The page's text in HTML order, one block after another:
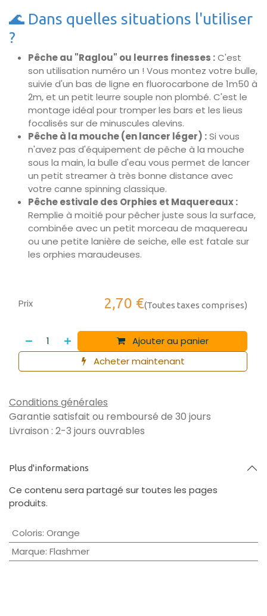
🌊 Dans quelles situations l'utiliser
?
Pêche au "Raglou" ou leurres finesses :C'est
son utilisation numéro un ! Vous montez votre bulle,
suivie d'un bas de ligne en fluorocarbone de 1m50 à
2m, et un petit leurre souple non plombé. C'est le
montage idéal pour tromper les bars et les lieus
focalisés sur de minuscules alevins.
Pêche à la mouche (en lancer léger) :Si vous
n'avez pas d'équipement de pêche à la mouche
sous la main, la bulle d'eau vous permet de lancer
un petit streamer à très bonne distance avec
votre canne spinning classique.
Pêche estivale des Orphies et Maquereaux :
Remplie à moitié pour pêcher juste sous la surface,
combinée avec un petit morceau de maquereau
ou une petite lanière de seiche, elle est fatale sur
les orphies maraudeuses.
Ajouter au panier
Acheter maintenant
Prix 2,70 €(Toutes taxes comprises)
Conditions générales
Garantie satisfait ou remboursé de 30 jours
Livraison : 2-3 jours ouvrables
Plus d'informations
Ce contenu sera partagé sur toutes les pages
produits.
Coloris: Orange
Marque: Flashmer